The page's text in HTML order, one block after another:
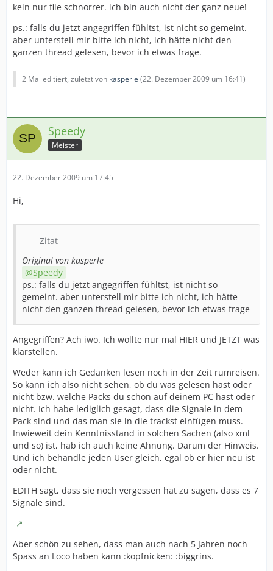
kein nur file schnorrer. ich bin auch nicht der ganz neue!
ps.: falls du jetzt angegriffen fühltst, ist nicht so gemeint.
aber unterstell mir bitte ich nicht, ich hätte nicht den
ganzen thread gelesen, bevor ich etwas frage.
2 Mal editiert, zuletzt von kasperle (22. Dezember 2009 um 16:41)
Speedy
Meister
22. Dezember 2009 um 17:45
Hi,
Zitat
Original von kasperle
Speedy
ps.: falls du jetzt angegriffen fühltst, ist nicht so
gemeint. aber unterstell mir bitte ich nicht, ich hätte
nicht den ganzen thread gelesen, bevor ich etwas frage
Angegriffen? Ach iwo. Ich wollte nur mal HIER und JETZT was
klarstellen.
Weder kann ich Gedanken lesen noch in der Zeit rumreisen.
So kann ich also nicht sehen, ob du was gelesen hast oder
nicht bzw. welche Packs du schon auf deinem PC hast oder
nicht. Ich habe lediglich gesagt, dass die Signale in dem
Pack sind und das man sie in die trackst einfügen muss.
Inwieweit dein Kenntnisstand in solchen Sachen (also xml
und so) ist, hab ich auch keine Ahnung. Darum der Hinweis.
Und ich behandle jeden User gleich, egal ob er hier neu ist
oder nicht.
EDITH sagt, dass sie noch vergessen hat zu sagen, dass es 7
Signale sind.
Aber schön zu sehen, dass man auch nach 5 Jahren noch
Spass an Loco haben kann :kopfnicken: :biggrins.